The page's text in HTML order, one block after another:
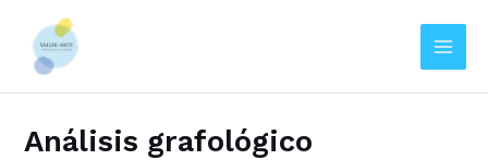
Ir
contenido
Main
Análisis grafológico